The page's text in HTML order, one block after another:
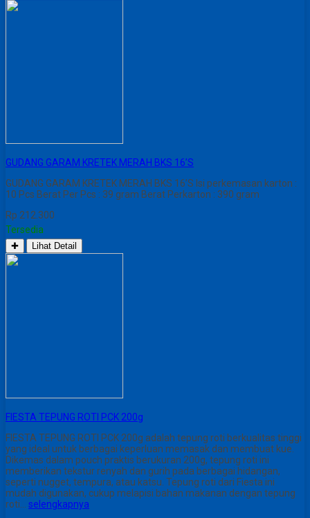
GUDANG GARAM KRETEK MERAH BKS 16’S
GUDANG GARAM KRETEK MERAH BKS 16’S Isi perkemasan karton :
10 Pcs Berat Per Pcs : 39 gram Berat Perkarton : 390 gram
Rp 212.300
Tersedia
✚ Lihat Detail
FIESTA TEPUNG ROTI PCK 200g
FIESTA TEPUNG ROTI PCK 200g adalah tepung roti berkualitas tinggi
yang ideal untuk berbagai keperluan memasak dan membuat kue.
Dikemas dalam pouch praktis berukuran 200g, tepung roti ini
memberikan tekstur renyah dan gurih pada berbagai hidangan,
seperti nugget, tempura, atau katsu. Tepung roti dari Fiesta ini
mudah digunakan, cukup melapisi bahan makanan dengan tepung
roti… selengkapnya